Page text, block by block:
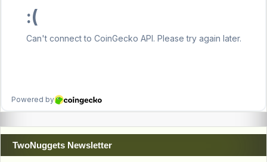
TwoNuggets Newsletter